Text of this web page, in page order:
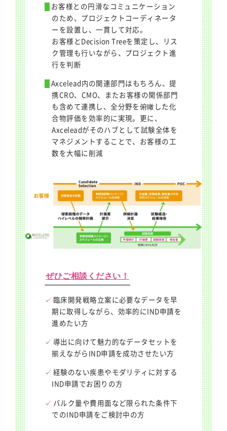
お客様との円滑なコミュニケーション
のため、プロジェクトコーディネータ
ーを設置し、一貫して対応。
お客様とDecision Treeを策定し、リス
ク管理も行いながら、プロジェクト進
行を判断
Axcelead内の関連部門はもちろん、提
携CRO、CMO、またお客様の関係部門
も含めて連携し、全分野を俯瞰した化
合物評価を効率的に実現。更に、
Axceleadがそのハブとして試験全体を
マネジメントすることで、お客様の工
数を大幅に削減
ぜひご相談ください！
臨床開発戦略立案に必要なデータを早
期に取得しながら、効率的にIND申請を
進めたい方
導出に向けて魅力的なデータセットを
揃えながらIND申請を成功させたい方
経験のない疾患やモダリティに対する
IND申請でお困りの方
バルク量や費用面など限られた条件下
でのIND申請をご検討中の方